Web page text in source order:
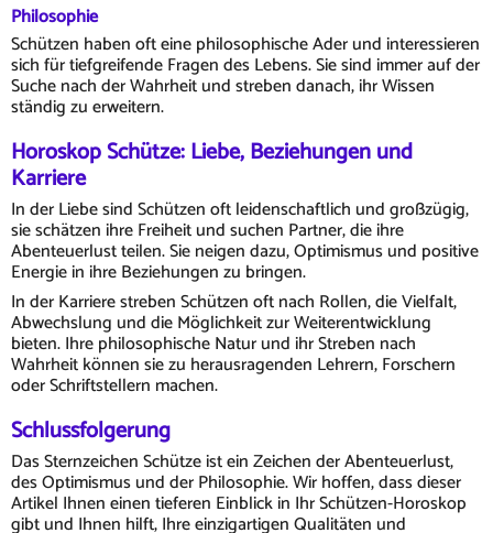
Philosophie
Schützen haben oft eine philosophische Ader und interessieren
sich für tiefgreifende Fragen des Lebens. Sie sind immer auf der
Suche nach der Wahrheit und streben danach, ihr Wissen
ständig zu erweitern.
Horoskop Schütze: Liebe, Beziehungen und
Karriere
In der Liebe sind Schützen oft leidenschaftlich und großzügig,
sie schätzen ihre Freiheit und suchen Partner, die ihre
Abenteuerlust teilen. Sie neigen dazu, Optimismus und positive
Energie in ihre Beziehungen zu bringen.
In der Karriere streben Schützen oft nach Rollen, die Vielfalt,
Abwechslung und die Möglichkeit zur Weiterentwicklung
bieten. Ihre philosophische Natur und ihr Streben nach
Wahrheit können sie zu herausragenden Lehrern, Forschern
oder Schriftstellern machen.
Schlussfolgerung
Das Sternzeichen Schütze ist ein Zeichen der Abenteuerlust,
des Optimismus und der Philosophie. Wir hoffen, dass dieser
Artikel Ihnen einen tieferen Einblick in Ihr Schützen-Horoskop
gibt und Ihnen hilft, Ihre einzigartigen Qualitäten und